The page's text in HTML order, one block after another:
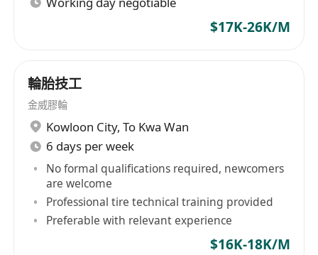
$17K-26K/M
輪胎技工
金威膠輪
Kowloon City, To Kwa Wan
6 days per week
No formal qualifications required, newcomers
are welcome
Professional tire technical training provided
Preferable with relevant experience
$16K-18K/M